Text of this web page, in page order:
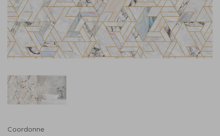
Coordonne